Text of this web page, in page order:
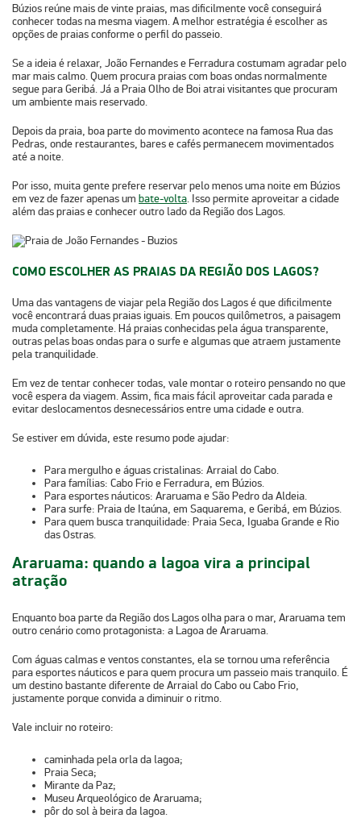
Búzios reúne mais de vinte praias, mas dificilmente você conseguirá
conhecer todas na mesma viagem. A melhor estratégia é escolher as
opções de praiasconforme o perfil do passeio.
Se a ideia é relaxar, João Fernandese Ferradura costumam agradar pelo
mar mais calmo. Quem procurapraias com boas ondasnormalmente
segue para Geribá. Já aPraia Olho de Boiatrai visitantes que procuram
um ambiente mais reservado.
Depois da praia, boa parte do movimento acontece nafamosa Rua das
Pedras, onde restaurantes, bares e cafés permanecem movimentados
até a noite.
Por isso, muita gente prefere reservar pelo menos uma noite em Búzios
em vez de fazer apenas um bate-volta. Isso permite aproveitar a cidade
além das praias e conhecer outro lado da Região dos Lagos.
COMO ESCOLHER AS PRAIAS DA REGIÃO DOS LAGOS?
Uma das vantagens de viajar pelaRegião dos Lagosé que dificilmente
você encontrará duas praias iguais. Em poucos quilômetros, a paisagem
muda completamente. Há praias conhecidas pela água transparente,
outras pelas boas ondas para o surfe e algumas que atraem justamente
pela tranquilidade.
Em vez de tentar conhecer todas, vale montar o roteiro pensando no que
você espera da viagem. Assim, fica mais fácil aproveitar cada parada e
evitar deslocamentos desnecessários entre uma cidade e outra.
Se estiver em dúvida, este resumo pode ajudar:
Para mergulho e águas cristalinas: Arraial do Cabo.
Para famílias: Cabo Frio e Ferradura, em Búzios.
Para esportes náuticos: Araruama e São Pedro da Aldeia.
Para surfe: Praia de Itaúna, em Saquarema, e Geribá, em Búzios.
Para quem busca tranquilidade: Praia Seca, Iguaba Grande e Rio
das Ostras.
Araruama: quando a lagoa vira a principal
atração
Enquanto boa parte da Região dos Lagos olha para o mar, Araruamatem
outro cenário como protagonista: a Lagoa de Araruama.
Com águas calmas e ventos constantes, ela se tornou uma referência
para esportes náuticos e para quem procura um passeio mais tranquilo. É
um destino bastante diferente de Arraial do Cabo ou Cabo Frio,
justamente porque convida a diminuir o ritmo.
Vale incluir no roteiro:
caminhada pela orla da lagoa;
Praia Seca;
Mirante da Paz;
Museu Arqueológico de Araruama;
pôr do sol à beira da lagoa.